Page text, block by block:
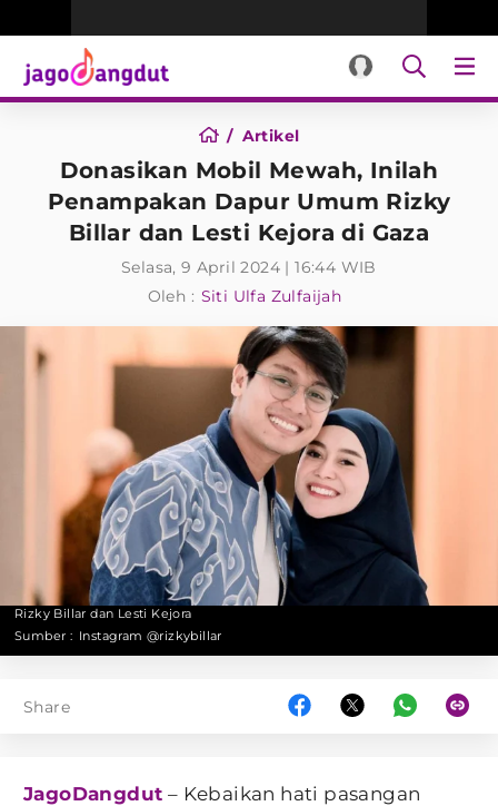
Artikel
Donasikan Mobil Mewah, Inilah
Penampakan Dapur Umum Rizky
Billar dan Lesti Kejora di Gaza
Selasa, 9 April 2024 | 16:44 WIB
Oleh : Siti Ulfa Zulfaijah
Rizky Billar dan Lesti Kejora
Sumber : Instagram @rizkybillar
Share
JagoDangdut – Kebaikan hati pasangan